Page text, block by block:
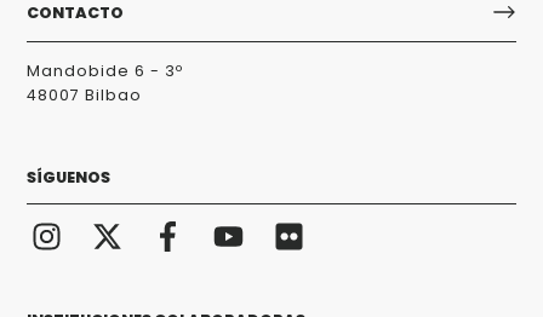
CONTACTO
Mandobide 6 - 3º
48007 Bilbao
SÍGUENOS